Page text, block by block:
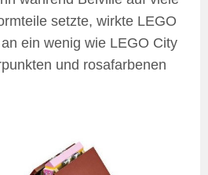
setzte, wirkte LEGO
ein wenig wie LEGO City
und rosafarbenen